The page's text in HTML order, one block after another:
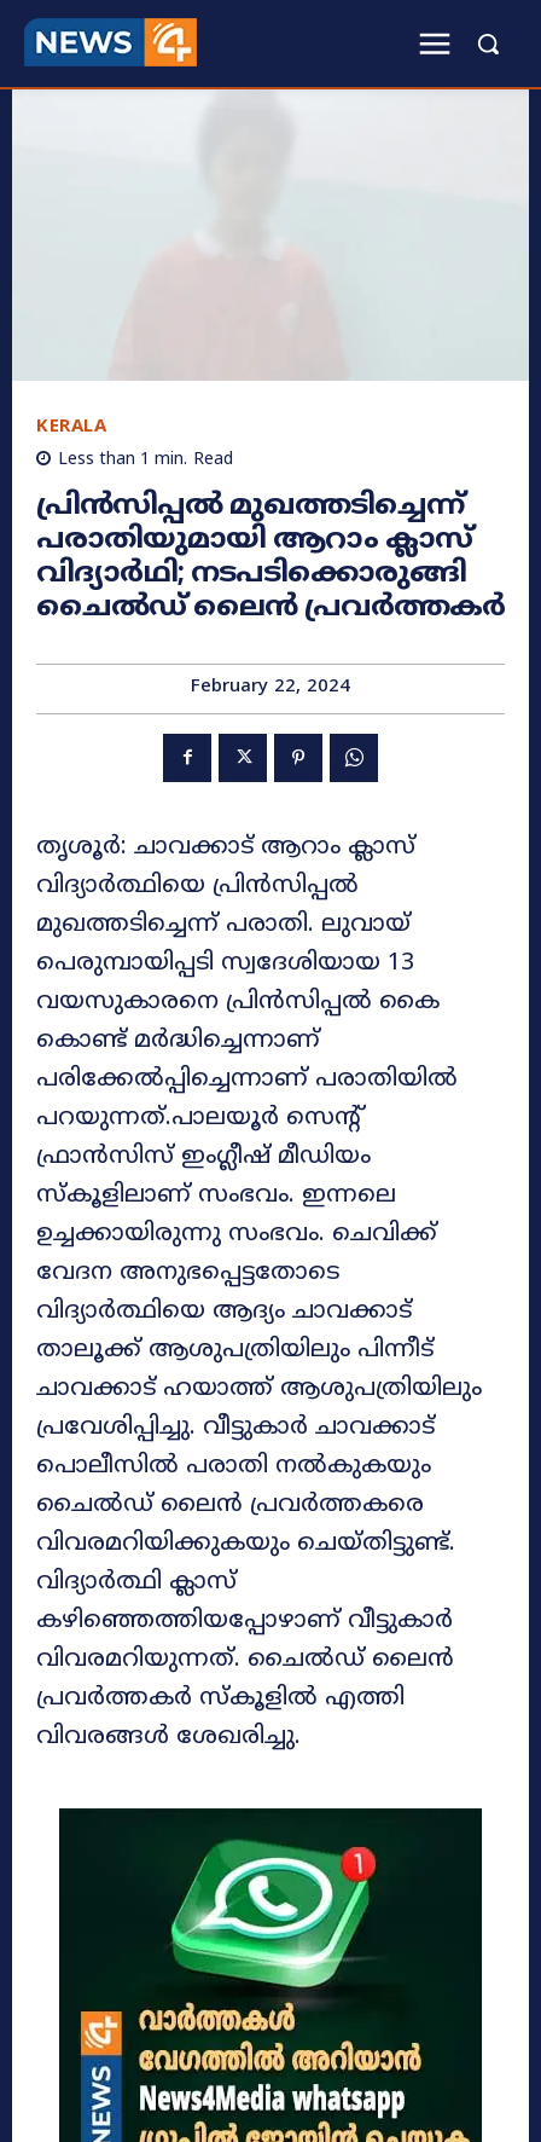
KERALA
Less than 1 min. Read
പ്രിൻസിപ്പൽ മുഖത്തടിച്ചെന്ന്
പരാതിയുമായി ആറാം ക്ലാസ്
വിദ്യാർഥി; നടപടിക്കൊരുങ്ങി
ചൈൽഡ് ലൈൻ പ്രവർത്തകർ
February 22, 2024
തൃശൂർ: ചാവക്കാട് ആറാം ക്ലാസ്
വിദ്യാർത്ഥിയെ പ്രിൻസിപ്പൽ
മുഖത്തടിച്ചെന്ന് പരാതി. ലുവായ്
പെരുമ്പായിപ്പടി സ്വദേശിയായ 13
വയസുകാരനെ പ്രിൻസിപ്പൽ കൈ
കൊണ്ട് മർദ്ധിച്ചെന്നാണ്
പരിക്കേൽപ്പിച്ചെന്നാണ് പരാതിയിൽ
പറയുന്നത്.പാലയൂർ സെൻ്റ്
ഫ്രാൻസിസ് ഇംഗ്ലീഷ് മീഡിയം
സ്കൂളിലാണ് സംഭവം. ഇന്നലെ
ഉച്ചക്കായിരുന്നു സംഭവം. ചെവിക്ക്
വേദന അനുഭപ്പെട്ടതോടെ
വിദ്യാർത്ഥിയെ ആദ്യം ചാവക്കാട്
താലൂക്ക് ആശുപത്രിയിലും പിന്നീട്
ചാവക്കാട് ഹയാത്ത് ആശുപത്രിയിലും
പ്രവേശിപ്പിച്ചു. വീട്ടുകാർ ചാവക്കാട്
പൊലീസിൽ പരാതി നൽകുകയും
ചൈൽഡ് ലൈൻ പ്രവർത്തകരെ
വിവരമറിയിക്കുകയും ചെയ്തിട്ടുണ്ട്.
വിദ്യാർത്ഥി ക്ലാസ്
കഴിഞ്ഞെത്തിയപ്പോഴാണ് വീട്ടുകാർ
വിവരമറിയുന്നത്. ചൈൽഡ് ലൈൻ
പ്രവർത്തകർ സ്കൂളിൽ എത്തി
വിവരങ്ങൾ ശേഖരിച്ചു.